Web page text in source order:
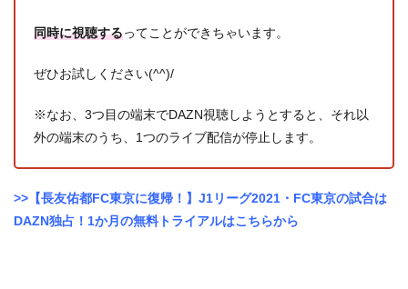
同時に視聴するってことができちゃいます。
ぜひお試しください(^^)/
※なお、3つ目の端末でDAZN視聴しようとすると、それ以
外の端末のうち、1つのライブ配信が停止します。
>>【長友佑都FC東京に復帰！】J1リーグ2021・FC東京の試合は
DAZN独占！1か月の無料トライアルはこちらから